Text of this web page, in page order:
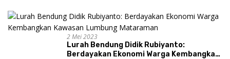
dan Syukuri Hasil
2 Mei 2023
Lurah Bendung Didik Rubiyanto:
Berdayakan Ekonomi Warga Kembangkan